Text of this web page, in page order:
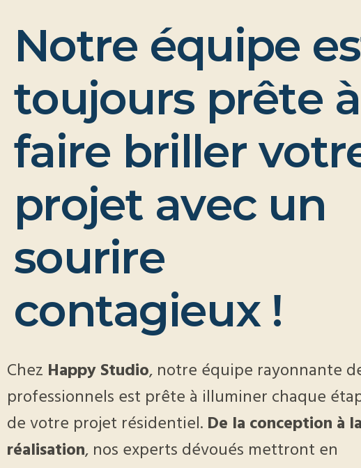
Notre équipe es
toujours prête à
faire briller votr
projet avec un
sourire
contagieux !
Chez Happy Studio, notre équipe rayonnante
professionnels est prête à illuminer chaque
de votre projet résidentiel. De la conception à la
réalisation, nos experts dévoués mettront en